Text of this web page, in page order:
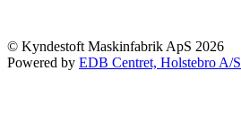
© Kyndestoft Maskinfabrik ApS 2026
Powered by EDB Centret, Holstebro A/S